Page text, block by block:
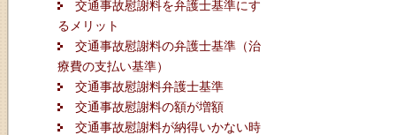
交通事故慰謝料を弁護士基準にす
るメリット
交通事故慰謝料の弁護士基準（治
療費の支払い基準）
交通事故慰謝料弁護士基準
交通事故慰謝料の額が増額
交通事故慰謝料が納得いかない時